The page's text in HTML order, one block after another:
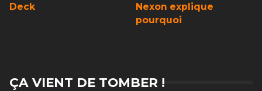
Deck
Nexon explique
pourquoi
ÇA VIENT DE TOMBER !